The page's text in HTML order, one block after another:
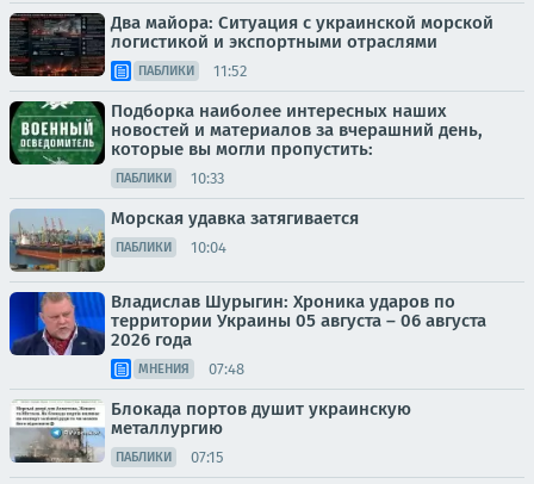
Два майора: Ситуация с украинской морской
логистикой и экспортными отраслями
ПАБЛИКИ 11:52
Подборка наиболее интересных наших
новостей и материалов за вчерашний день,
которые вы могли пропустить:
ПАБЛИКИ 10:33
Морская удавка затягивается
ПАБЛИКИ 10:04
Владислав Шурыгин: Хроника ударов по
территории Украины 05 августа – 06 августа
2026 года
МНЕНИЯ 07:48
Блокада портов душит украинскую
металлургию
ПАБЛИКИ 07:15